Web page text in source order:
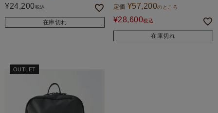
¥24,200税込
在庫切れ
定価 ¥57,200のところ
¥28,600税込
在庫切れ
OUTLET